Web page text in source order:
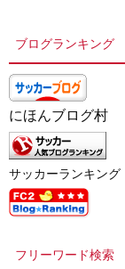
ブログランキング
にほんブログ村
サッカーランキング
フリーワード検索